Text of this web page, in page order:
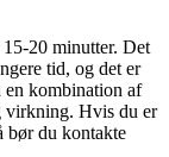
20 minutter. Det
tid, og det er
en kombination af
virkning. Hvis du er
bør du kontakte